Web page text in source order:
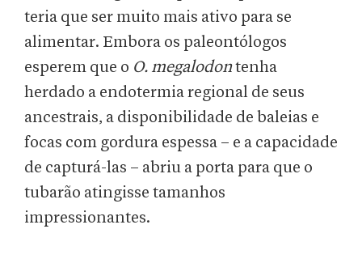
teria que ser muito mais ativo para se
alimentar. Embora os paleontólogos
esperem que o O. megalodontenha
herdado a endotermia regional de seus
ancestrais, a disponibilidade de baleias e
focas com gordura espessa – e a capacidade
de capturá-las – abriu a porta para que o
tubarão atingisse tamanhos
impressionantes.